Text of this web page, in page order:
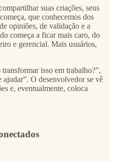
suas criações, seus
que conhecemos dos
opiniões, de validação e a
começa a ficar mais caro, do
e gerencial. Mais usuários,
transformar isso em trabalho?”,
ajudar”. O desenvolvedor se vê
e, eventualmente, coloca